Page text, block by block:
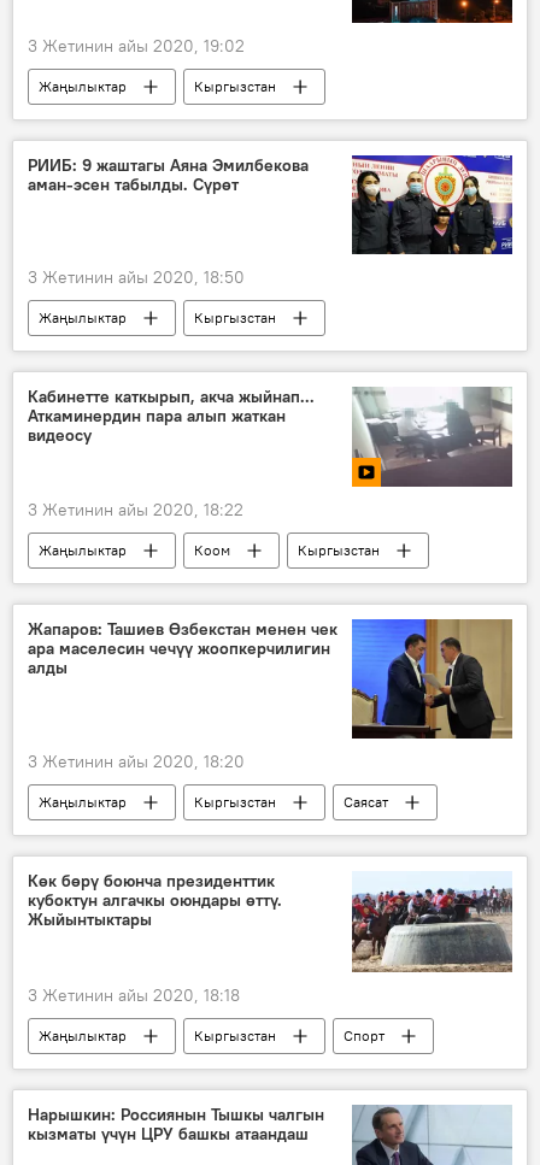
3 Жетинин айы 2020, 19:02
Жаңылыктар
Кыргызстан
Дүйнөдө
Россия
Коом
Новосибирск
каттам
РИИБ: 9 жаштагы Аяна Эмилбекова
аман-эсен табылды. Сүрөт
3 Жетинин айы 2020, 18:50
Жаңылыктар
Кыргызстан
Окуялар
Бишкек
өспүрүм
издөө
милиция
түшүндүрүү иштери
Кабинетте каткырып, акча жыйнап...
Аткаминердин пара алып жаткан
видеосу
3 Жетинин айы 2020, 18:22
Жаңылыктар Коом
Кыргызстан
Видео
Мультимедиа
милиция
пара
кармоо
УКМК
коррупция
Жапаров: Ташиев Өзбекстан менен чек
ара маселесин чечүү жоопкерчилигин
алды
3 Жетинин айы 2020, 18:20
Жаңылыктар Кыргызстан
Саясат
Азия
Дүйнөдө
Өзбекстан
Садыр Жапаров
Камчыбек Ташиев
чек ара
маселе
Көк бөрү боюнча президенттик
кубоктун алгачкы оюндары өттү.
Жыйынтыктары
3 Жетинин айы 2020, 18:18
Жаңылыктар Кыргызстан
Спорт
Көк бөрү
мелдеш
Чолпон-Ата
Көк бөрү боюнча президенттик кубок
Нарышкин: Россиянын Тышкы чалгын
кызматы үчүн ЦРУ башкы атаандаш